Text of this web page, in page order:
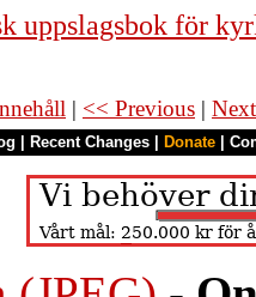
uppslagsbok för
| << Previous |
Recent Changes Donate